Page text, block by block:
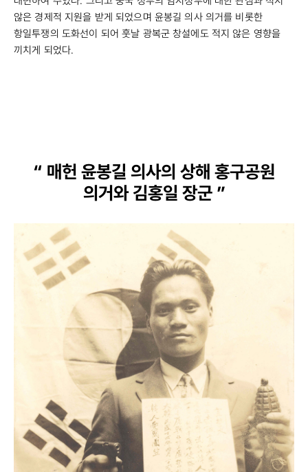
않은 경제적 지원을 받게 되었으며 윤봉길 의사 의거를 비롯한
항일투쟁의 도화선이 되어 훗날 광복군 창설에도 적지 않은 영향을
끼치게 되었다.
“ 매헌 윤봉길 의사의 상해 홍구공원
의거와 김홍일 장군 ”